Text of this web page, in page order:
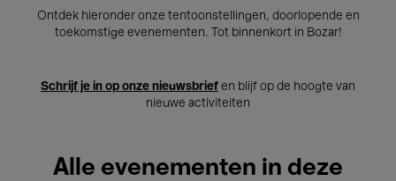
Ontdek hieronder onze tentoonstellingen, doorlopende en
toekomstige evenementen. Tot binnenkort in Bozar!
Schrijf je in op onze nieuwsbrief en blijf op de hoogte van
nieuwe activiteiten
Alle evenementen in deze